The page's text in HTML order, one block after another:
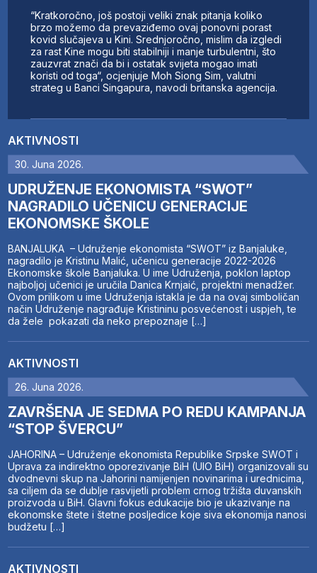
AKTIVNOSTI
30. Juna 2026.
UDRUŽENJE EKONOMISTA “SWOT”
NAGRADILO UČENICU GENERACIJE
EKONOMSKE ŠKOLE
BANJALUKA – Udruženje ekonomista “SWOT” iz Banjaluke,
nagradilo je Kristinu Malić, učenicu generacije 2022-2026
Ekonomske škole Banjaluka. U ime Udruženja, poklon laptop
najboljoj učenici je uručila Danica Krnjaić, projektni menadžer.
Ovom prilikom u ime Udruženja istakla je da na ovaj simboličan
način Udruženje nagrađuje Kristininu posvećenost i uspjeh, te
da žele pokazati da neko prepoznaje […]
AKTIVNOSTI
26. Juna 2026.
ZAVRŠENA JE SEDMA PO REDU KAMPANJA
“STOP ŠVERCU”
JAHORINA – Udruženje ekonomista Republike Srpske SWOT i
Uprava za indirektno oporezivanje BiH (UIO BiH) organizovali su
dvodnevni skup na Jahorini namijenjen novinarima i urednicima,
sa ciljem da se dublje rasvijetli problem crnog tržišta duvanskih
proizvoda u BiH. Glavni fokus edukacije bio je ukazivanje na
ekonomske štete i štetne posljedice koje siva ekonomija nanosi
budžetu […]
AKTIVNOSTI
“Kratkoročno, još postoji veliki znak pitanja koliko
brzo možemo da prevaziđemo ovaj ponovni porast
kovid slučajeva u Kini. Srednjoročno, mislim da izgledi
za rast Kine mogu biti stabilniji i manje turbulentni, što
zauzvrat znači da bi i ostatak svijeta mogao imati
koristi od toga“, ocjenjuje Moh Siong Sim, valutni
strateg u Banci Singapura, navodi britanska agencija.